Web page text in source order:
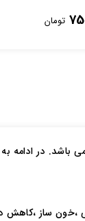
تومان
در ادامه
از تبدیل قند اضافی